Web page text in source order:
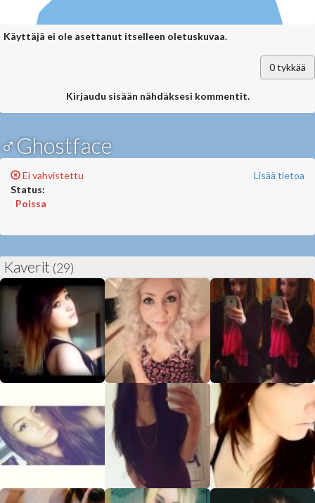
Käyttäjä ei ole asettanut itselleen oletuskuvaa.
0tykkää
Kirjaudu sisään nähdäksesi kommentit.
♂Ghostface
Lisää tietoa
Ei vahvistettu
Status:
Poissa
Kaverit (29)